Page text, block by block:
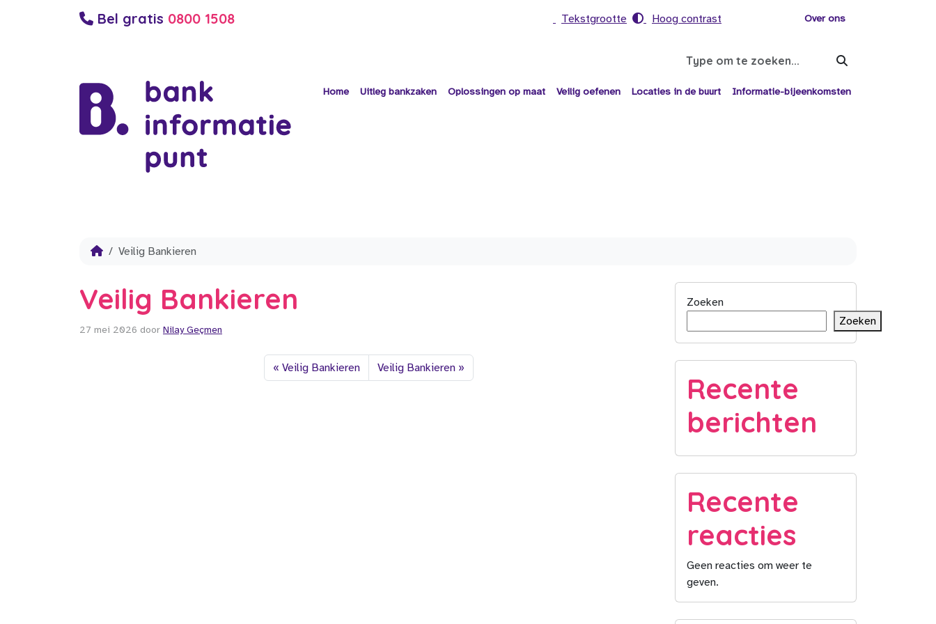
Bel gratis 0800 1508 Tekstgrootte Hoog contrast Over ons
Search
Home Uitleg bankzaken Oplossingen op maat Veilig oefenen Locaties in de buurt Informatie-bijeenkomsten
Veilig Bankieren
Veilig Bankieren
27 mei 2026 door Nilay Geçmen
Veilig Bankieren Veilig Bankieren
Zoeken
Zoeken
Recente
berichten
Recente
reacties
Geen reacties om weer te
geven.